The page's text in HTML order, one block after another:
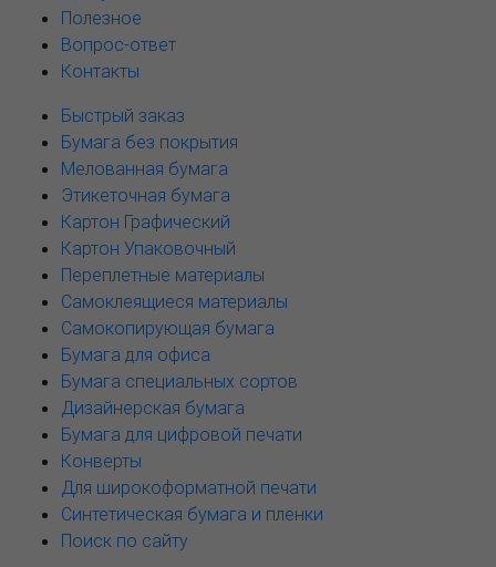
Полезное
Вопрос-ответ
Контакты
Быстрый заказ
Бумага без покрытия
Мелованная бумага
Этикеточная бумага
Картон Графический
Картон Упаковочный
Переплетные материалы
Самоклеящиеся материалы
Самокопирующая бумага
Бумага для офиса
Бумага специальных сортов
Дизайнерская бумага
Бумага для цифровой печати
Конверты
Для широкоформатной печати
Синтетическая бумага и пленки
Поиск по сайту